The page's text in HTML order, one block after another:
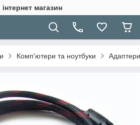
магазин
Комп'ютери та ноутбуки